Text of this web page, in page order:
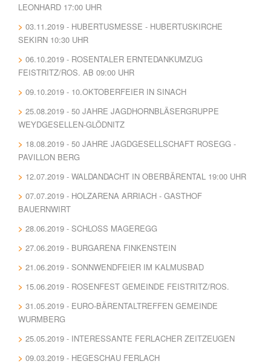
LEONHARD 17:00 UHR
03.11.2019 - HUBERTUSMESSE - HUBERTUSKIRCHE
SEKIRN 10:30 UHR
06.10.2019 - ROSENTALER ERNTEDANKUMZUG
FEISTRITZ/ROS. AB 09:00 UHR
09.10.2019 - 10.OKTOBERFEIER IN SINACH
25.08.2019 - 50 JAHRE JAGDHORNBLÄSERGRUPPE
WEYDGESELLEN-GLÖDNITZ
18.08.2019 - 50 JAHRE JAGDGESELLSCHAFT ROSEGG -
PAVILLON BERG
12.07.2019 - WALDANDACHT IN OBERBÄRENTAL 19:00 UHR
07.07.2019 - HOLZARENA ARRIACH - GASTHOF
BAUERNWIRT
28.06.2019 - SCHLOSS MAGEREGG
27.06.2019 - BURGARENA FINKENSTEIN
21.06.2019 - SONNWENDFEIER IM KALMUSBAD
15.06.2019 - ROSENFEST GEMEINDE FEISTRITZ/ROS.
31.05.2019 - EURO-BÄRENTALTREFFEN GEMEINDE
WURMBERG
25.05.2019 - INTERESSANTE FERLACHER ZEITZEUGEN
09.03.2019 - HEGESCHAU FERLACH